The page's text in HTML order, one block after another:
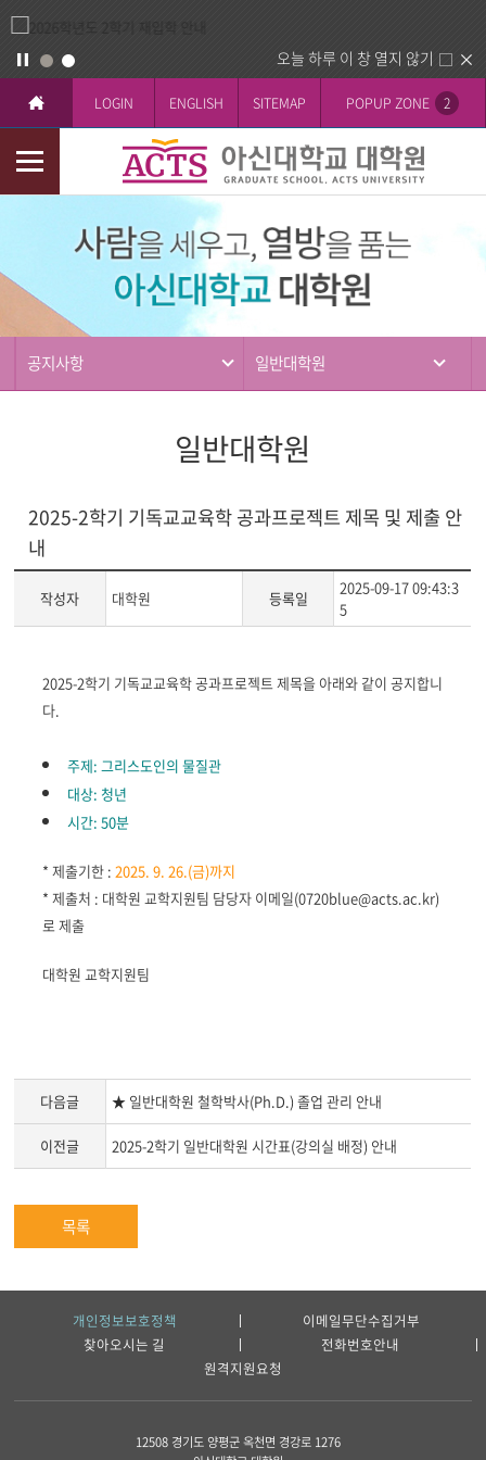
오늘 하루 이 창 열지 않기
LOGIN ENGLISH SITEMAP POPUP ZONE 2
모
바
티
공지사항 일반대학원
일반대학원
2025-2학기 기독교교육학 공과프로젝트 제목 및 제출 안
내
작성자 대학원 등록일
2025-09-17 09:43:3
5
게
시
글
문
2025-2학기 기독교교육학 공과프로젝트 제목을 아래와 같이 공지합니
다.
주제: 그리스도인의 물질관
대상: 청년
시간: 50분
* 제출기한 :2025. 9. 26.(금)까지
* 제출처 : 대학원 교학지원팀 담당자 이메일(0720blue@acts.ac.kr)
로 제출
대학원 교학지원팀
다음글 ★ 일반대학원 철학박사(Ph.D.) 졸업 관리 안내
이전글 2025-2학기 일반대학원 시간표(강의실 배정) 안내
목록
개인정보보호정책
이메일무단수집거부
찾아오시는 길
전화번호안내
원격지원요청
12508 경기도 양평군 옥천면 경강로 1276